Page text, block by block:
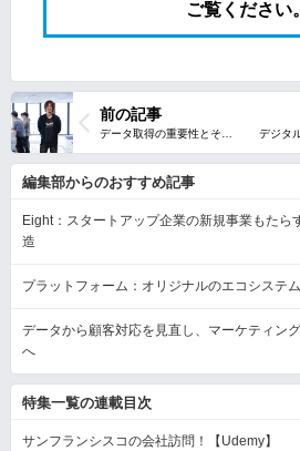
ご覧ください。
前の記事
編集部からのおすすめ記事
Eight：スタートアップ企業の新規事業もたら
造
プラットフォーム：オリジナルのエコシステ
データから顧客対応を見直し、マーケティン
へ
特集一覧の連載目次
サンフランシスコの会社訪問！【Udemy】